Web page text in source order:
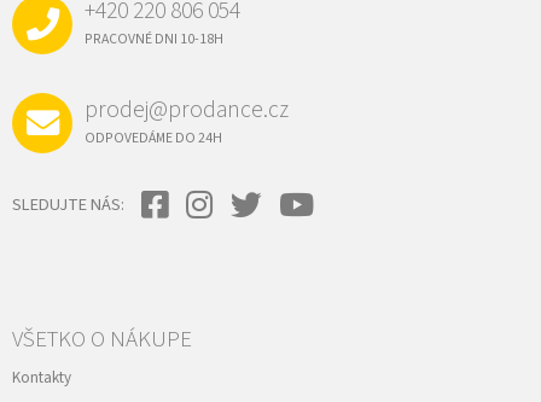
+420 220 806 054
PRACOVNÉ DNI 10-18H
prodej@prodance.cz
ODPOVEDÁME DO 24H
SLEDUJTE NÁS:
VŠETKO O NÁKUPE
Kontakty